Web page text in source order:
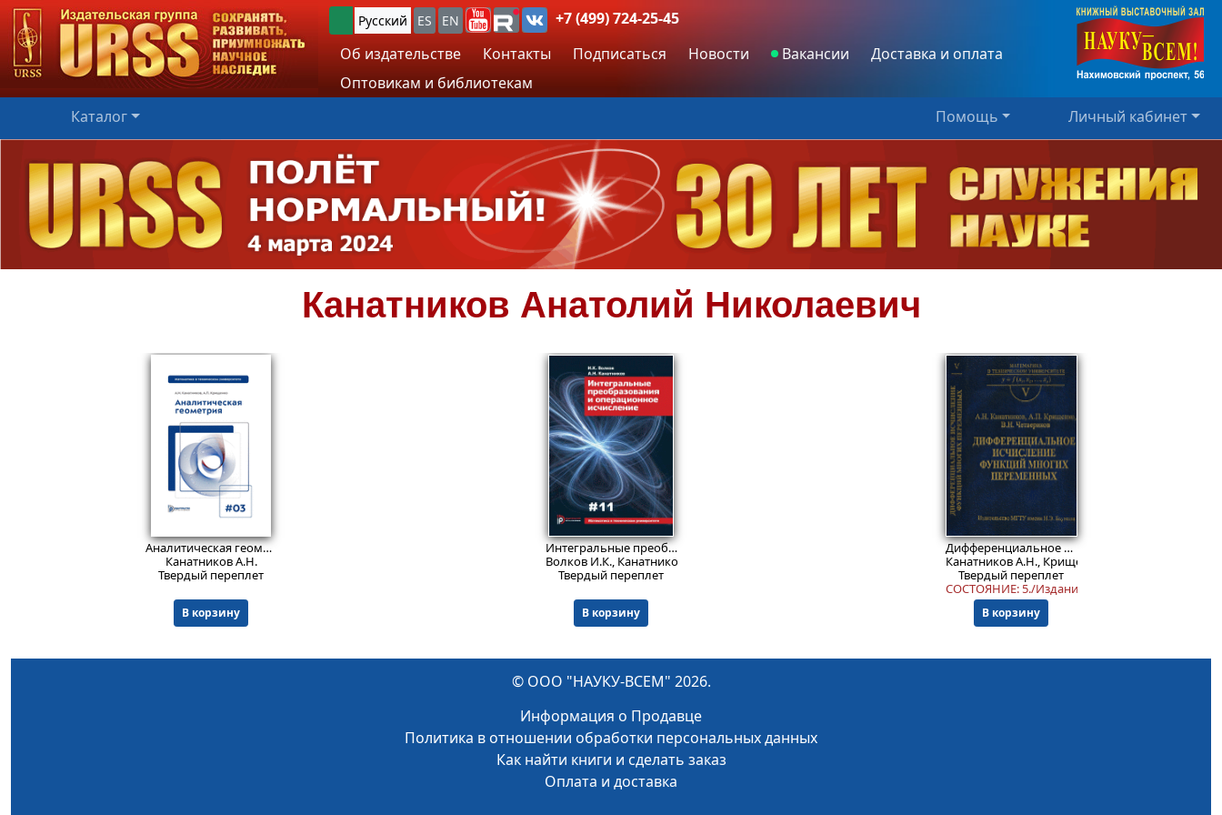
Русский ES EN
+7 (499) 724-25-45
Об издательстве
Контакты Подписаться Новости Вакансии
Доставка и оплата
Оптовикам и библиотекам
Каталог
Помощь Личный кабинет
Канатников Анатолий Николаевич
Аналитическая геометрия.
Канатников А.Н.
Твердый переплет
В корзину
624
Интегральные преобразования и операционное исчисление. Вып. XI.
Вып.11, Изд. 4
Волков И.К., Канатников А.Н.
Твердый переплет
В корзину
2999₽
Дифференциальное исчисление функций многих переменных.
Канатников А.Н., Крищенко А.П., Четвериков
Твердый переплет
СОСТОЯНИЕ: 5./Издания 2000-2007 гг.
В корзину
© ООО "НАУКУ-ВСЕМ" 2026.
Информация о Продавце
Политика в отношении обработки персональных данных
Как найти книги и сделать заказ
Оплата и доставка